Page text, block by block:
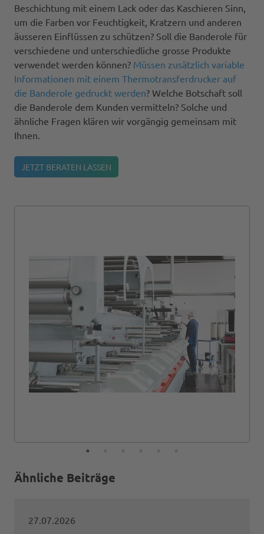
Beschichtung mit einem Lack oder das Kaschieren Sinn,
um die Farben vor Feuchtigkeit, Kratzern und anderen
äusseren Einflüssen zu schützen? Soll die Banderole für
verschiedene und unterschiedliche grosse Produkte
verwendet werden können? Müssen zusätzlich variable
Informationen mit einem Thermotransferdrucker auf
die Banderole gedruckt werden? Welche Botschaft soll
die Banderole dem Kunden vermitteln? Solche und
ähnliche Fragen klären wir vorgängig gemeinsam mit
Ihnen.
JETZT BERATEN LASSEN
Ähnliche Beiträge
27.07.2026